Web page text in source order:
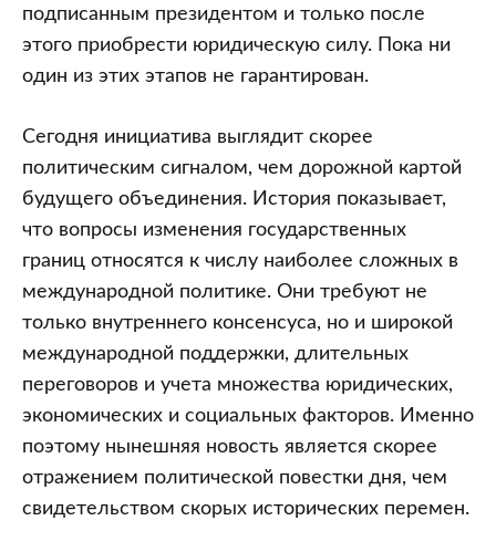
подписанным президентом и только после
этого приобрести юридическую силу. Пока ни
один из этих этапов не гарантирован.
Сегодня инициатива выглядит скорее
политическим сигналом, чем дорожной картой
будущего объединения. История показывает,
что вопросы изменения государственных
границ относятся к числу наиболее сложных в
международной политике. Они требуют не
только внутреннего консенсуса, но и широкой
международной поддержки, длительных
переговоров и учета множества юридических,
экономических и социальных факторов. Именно
поэтому нынешняя новость является скорее
отражением политической повестки дня, чем
свидетельством скорых исторических перемен.